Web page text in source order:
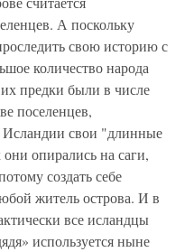
А поскольку
свою историю с
количество народа
предки были в числе
поселенцев,
свои "длинные
опирались на саги,
создать себе
житель острова. И в
все исландцы
используется ныне